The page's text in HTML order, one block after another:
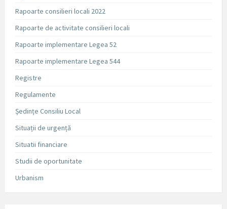
Rapoarte consilieri locali 2022
Rapoarte de activitate consilieri locali
Rapoarte implementare Legea 52
Rapoarte implementare Legea 544
Registre
Regulamente
Ședințe Consiliu Local
Situații de urgență
Situatii financiare
Studii de oportunitate
Urbanism